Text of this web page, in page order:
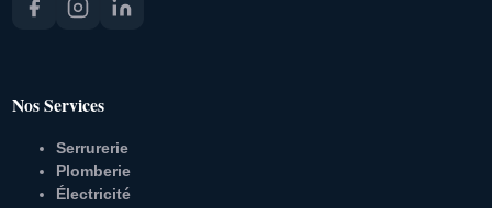
Nos Services
Serrurerie
Plomberie
Électricité